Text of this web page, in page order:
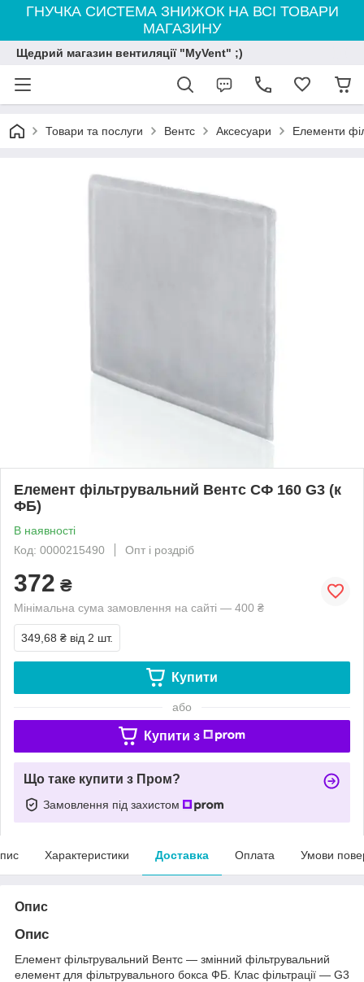
ГНУЧКА СИСТЕМА ЗНИЖОК НА ВСІ ТОВАРИ
МАГАЗИНУ
Щедрий магазин вентиляції "MyVent" ;)
Товари та послуги Вентс Аксесуари Елементи
Елемент фільтрувальний Вентс СФ 160 G3 (к
ФБ)
В наявності
Код: 0000215490
Опт і роздріб
372 ₴
Мінімальна сума замовлення на сайті — 400 ₴
349,68 ₴ від 2 шт.
Купити
або
Купити з
Що таке купити з Пром?
Замовлення під захистом
Характеристики Доставка Оплата Умови
Опис
Опис
Елемент фільтрувальний Вентс — змінний фільтрувальний
елемент для фільтрувального бокса ФБ. Клас фільтрації — G3